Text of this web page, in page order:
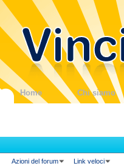
Home Chi siamo
Azioni del forum Link veloci